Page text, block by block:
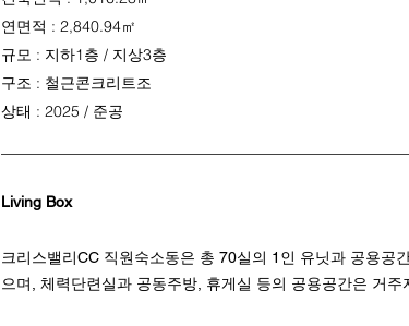
연면적 : 2,840.94㎡
규모 : 지하1층 / 지상3층
구조 : 철근콘크리트조
상태 : 2025 / 준공
Living Box
크리스밸리CC 직원숙소동은 총 70실의 1인 유닛과 공용공
으며, 체력단련실과 공동주방, 휴게실 등의 공용공간은 거